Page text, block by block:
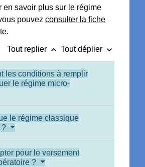
en savoir plus sur le régime
pouvezconsulter la fiche
.
Tout replier keyboard_arrow_up Tout déplier keyboard_arrow_down
les conditions à remplir
le régime micro-
le régime classique
?
pour le versement
?